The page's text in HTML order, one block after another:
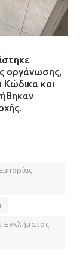
οργάνωσης,
Κώδικα και
Εγκλήματος